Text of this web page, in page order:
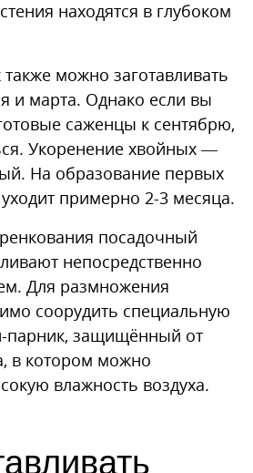
находятся в глубоком
можно заготавливать
и марта. Однако если вы
саженцы к сентябрю,
Укоренение хвойных —
На образование первых
примерно 2-3 месяца.
посадочный
непосредственно
Для размножения
соорудить специальную
парник, защищённый от
в котором можно
влажность воздуха.